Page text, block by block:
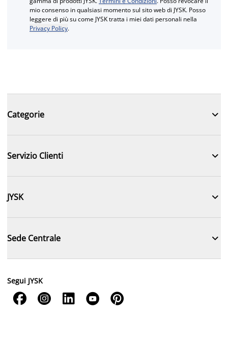
mio consenso in qualsiasi momento sul sito web di JYSK. Posso
leggere di più su come JYSK tratta i miei dati personali nella
Privacy Policy.
Categorie 
Servizio Clienti 
JYSK 
Sede Centrale 
Segui JYSK
    